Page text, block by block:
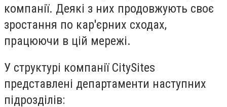
компанії. Деякі з них продовжують своє
зростання по кар'єрних сходах,
працюючи в цій мережі.
У структурі компанії CitySites
представлені департаменти наступних
підрозділів: